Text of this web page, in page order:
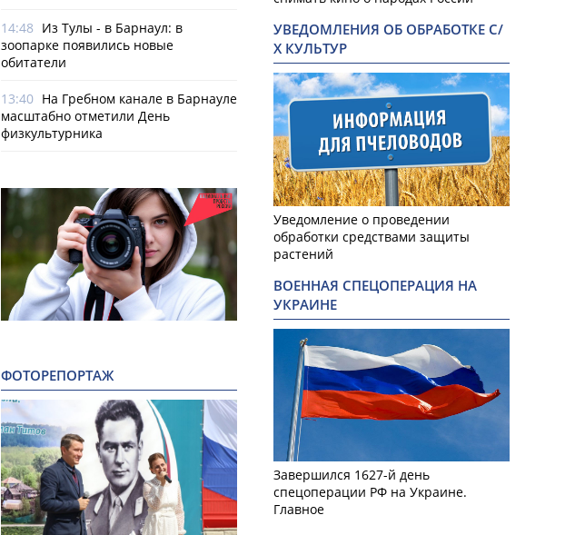
14:48 Из Тулы - в Барнаул: в
зоопарке появились новые
обитатели
13:40 На Гребном канале в Барнауле
масштабно отметили День
физкультурника
ФОТОРЕПОРТАЖ
УВЕДОМЛЕНИЯ ОБ ОБРАБОТКЕ С/
Х КУЛЬТУР
Уведомление о проведении
обработки средствами защиты
растений
ВОЕННАЯ СПЕЦОПЕРАЦИЯ НА
УКРАИНЕ
Завершился 1627-й день
спецоперации РФ на Украине.
Главное